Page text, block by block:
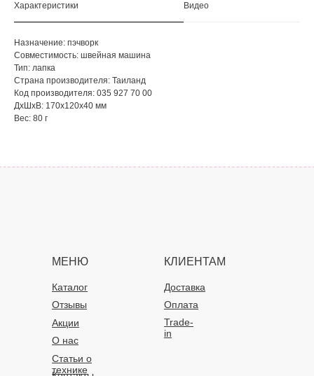
Характеристики Видео
Назначение: пэчворк
Совместимость: швейная машина
Тип: лапка
Страна производителя: Таиланд
Код производителя: 035 927 70 00
ДxШxВ: 170x120x40 мм
Вес: 80 г
МЕНЮ КЛИЕНТАМ
Каталог
О нас
Доставка
Статьи о
технике
Оплата
Отзывы
Акции
Trade-
in